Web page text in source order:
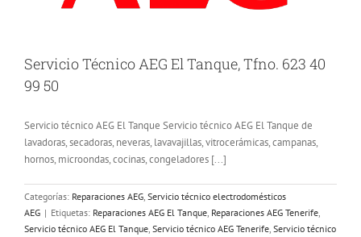
Servicio Técnico AEG El Tanque, Tfno. 623 40
99 50
Servicio técnico AEG El Tanque Servicio técnico AEG El Tanque de
lavadoras, secadoras, neveras, lavavajillas, vitrocerámicas, campanas,
hornos, microondas, cocinas, congeladores [...]
Categorías: Reparaciones AEG Servicio técnico electrodomésticos
AEG | Etiquetas: Reparaciones AEG El Tanque Reparaciones AEG Tenerife
Servicio técnico AEG El Tanque Servicio técnico AEG Tenerife Servicio técnico